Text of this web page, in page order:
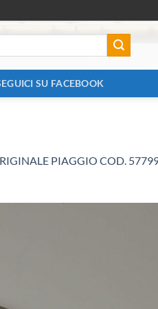
SU FACEBOOK
PIAGGIO COD.